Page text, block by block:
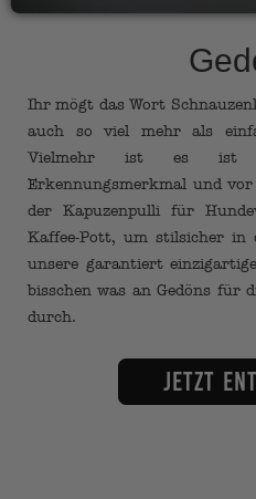
Ihr mögt das Wort
auch so viel mehr als
Vielmehr ist es ist
Erkennungsmerkmal und
der Kapuzenpulli für
Kaffee-Pott, um stilsicher in
unsere garantiert
bisschen was an Gedöns für
durch.
Jetzt